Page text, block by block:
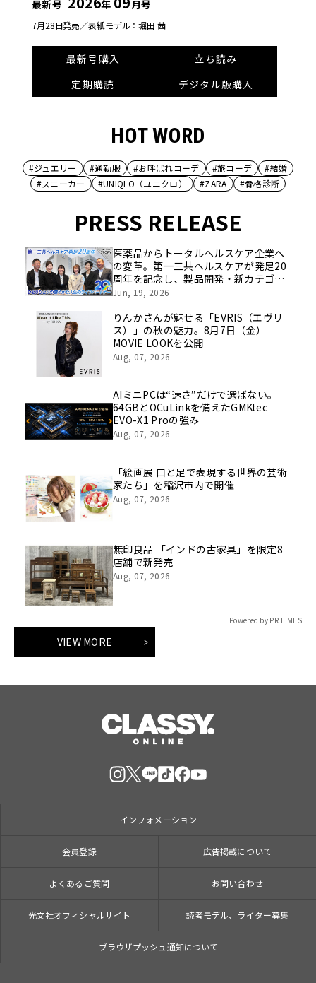
最新号 年 月号
7月28日発売／表紙モデル：堀田 茜
最新号購入
立ち読み
定期購読
デジタル版購入
HOT WORD
#ジュエリー #通勤服 #お呼ばれコーデ #旅コーデ
#結婚
#スニーカー
#UNIQLO（ユニクロ） #ZARA #骨格診断
PRESS RELEASE
医薬品からトータルヘルスケア企業へ
の変革。第一三共ヘルスケアが発足20
周年を記念し、製品開発・新カテゴリ
挑戦の舞台や旧社統合時のエピソード
像を公開！
Jun, 19, 2026
りんかさんが魅せる「EVRIS（エヴリ
ス）」の秋の魅力。8月7日（金）
MOVIE LOOKを公開
Aug, 07, 2026
AIミニPCは“速さ”だけで選ばない。
64GBとOCuLinkを備えたGMKtec
EVO-X1 Proの強み
Aug, 07, 2026
「絵画展 口と足で表現する世界の芸術
家たち」を稲沢市内で開催
Aug, 07, 2026
無印良品 「インドの古家具」を限定8
店舗で新発売
Aug, 07, 2026
Powered by PR TIMES
VIEW MORE
インフォメーション
会員登録 広告掲載について
よくあるご質問 お問い合わせ
光文社オフィシャルサイト 読者モデル、ライター募集
ブラウザプッシュ通知について